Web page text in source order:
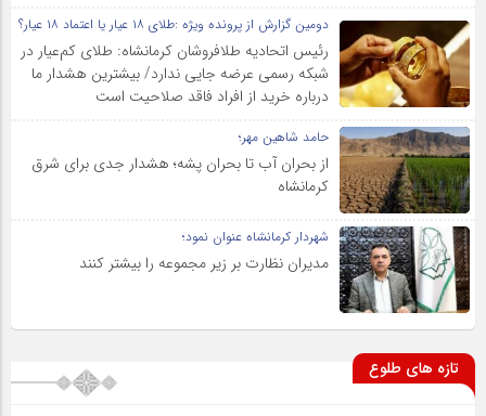
دومین گزارش از پرونده ویژه :طلای ۱۸ عیار یا اعتماد ۱۸ عیار؟
رئیس اتحادیه طلافروشان کرمانشاه: طلای کم‌عیار در
شبکه رسمی عرضه جایی ندارد/ بیشترین هشدار ما
درباره خرید از افراد فاقد صلاحیت است
حامد شاهین مهر؛
از بحران آب تا بحران پشه؛ هشدار جدی برای شرق
کرمانشاه
شهردار کرمانشاه عنوان نمود؛
مدیران نظارت بر زیر مجموعه را بیشتر کنند
تازه های طلوع